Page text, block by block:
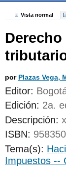
SISTEMAS
DE
UNICOC
Vista normal
por Plazas Vega,
Editor:
Edición: 2a.
Descripción:
ISBN:
Tema(s):
Impuestos --